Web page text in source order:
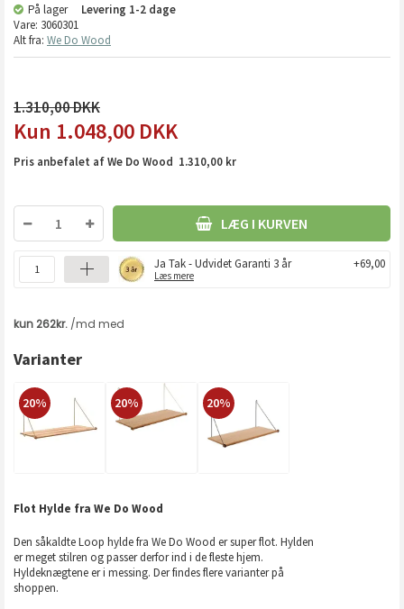
På lager Levering 1-2 dage
Vare: 3060301
Alt fra: We Do Wood
1.310,00
1.048,00 DKK
Pris anbefalet af We Do Wood 1.310,00 kr
LÆG I KURVEN
Ja Tak - Udvidet Garanti 3 år
Læs mere
+69,00
Varianter
20% 20% 20%
Flot Hylde fra We Do Wood
Den såkaldte Loop hylde fra We Do Wood er super flot. Hylden
er meget stilren og passer derfor ind i de fleste hjem.
Hyldeknægtene er i messing. Der findes flere varianter på
shoppen.